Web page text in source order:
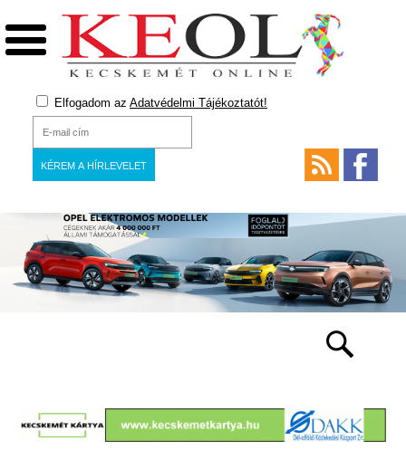
Elfogadom az Adatvédelmi Tájékoztatót!